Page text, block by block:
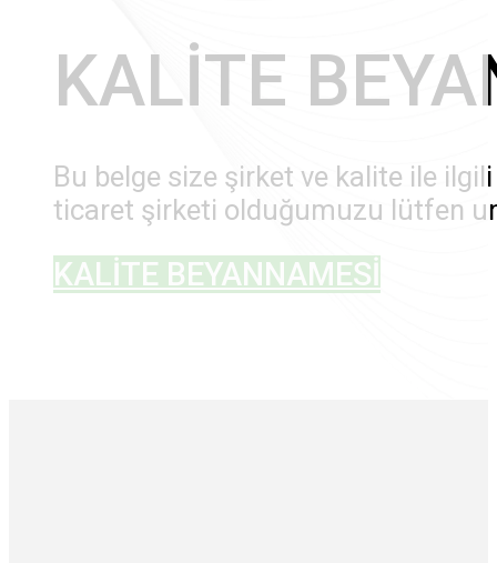
KALİTE
Bu belge size şirket ve kalite ile
ticaret şirketi olduğumuzu lütfen
KALİTE BEYANNAMESİ